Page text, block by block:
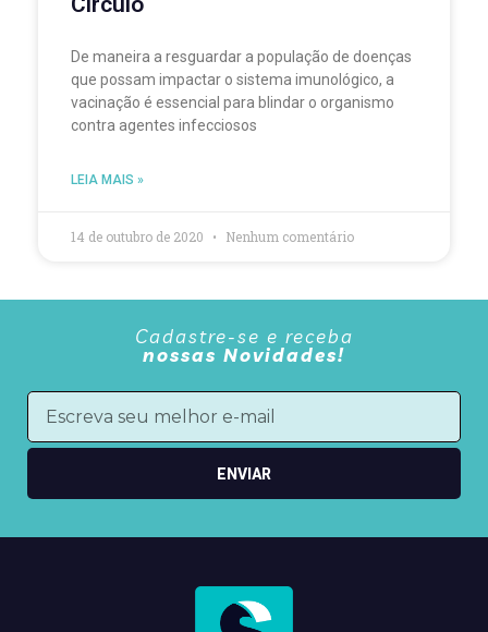
De maneira a resguardar a população de doenças
que possam impactar o sistema imunológico, a
vacinação é essencial para blindar o organismo
contra agentes infecciosos
LEIA MAIS »
14 de outubro de 2020 Nenhum comentário
Cadastre-se e receba
nossas Novidades!
ENVIAR